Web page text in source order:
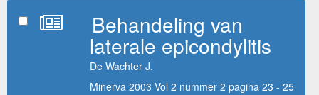
Behandeling van
laterale epicondylitis
De Wachter J.
Minerva 2003 Vol 2 nummer 2 pagina 23 - 25